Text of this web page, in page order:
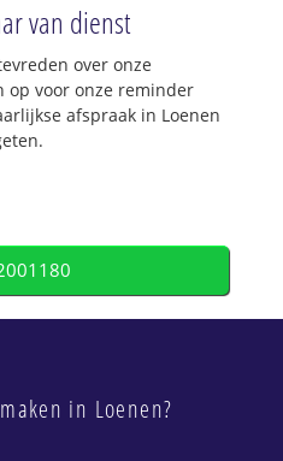
van dienst
over onze
op voor onze reminder
afspraak in Loenen
in Loenen?